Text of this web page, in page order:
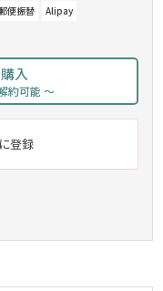
便振替
Alipay
入
約可能 ～
登録